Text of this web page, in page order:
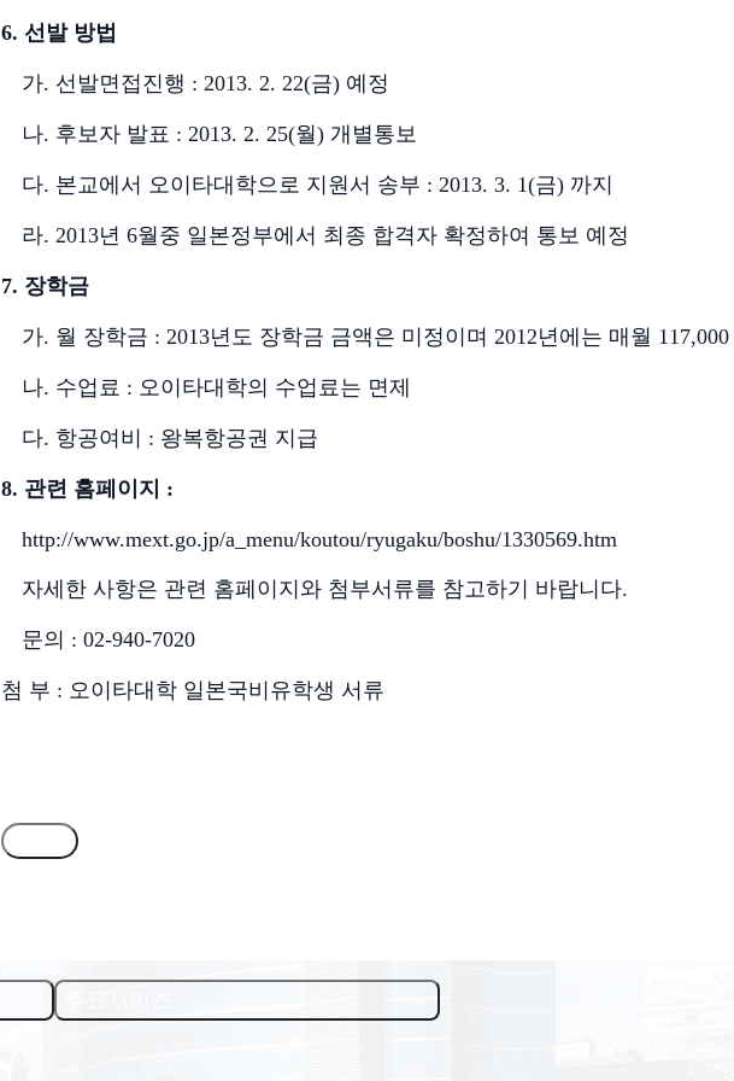
6. 선발 방법
가. 선발면접진행 : 2013. 2. 22(금) 예정
나. 후보자 발표 : 2013. 2. 25(월)개별통보
다. 본교에서 오이타대학으로 지원서 송부 : 2013. 3. 1(금) 까지
라. 2013년 6월중 일본정부에서 최종 합격자 확정하여 통보 예정
7. 장학금
가. 월 장학금 : 2013년도 장학금 금액은 미정이며 2012년에는 매월 117,000
나. 수업료 : 오이타대학의 수업료는 면제
다. 항공여비 : 왕복항공권 지급
8. 관련 홈페이지 :
http://www.mext.go.jp/a_menu/koutou/ryugaku/boshu/1330569.htm
자세한 사항은 관련 홈페이지와 첨부서류를 참고하기 바랍니다.
문의 : 02-940-7020
첨 부 : 오이타대학 일본국비유학생 서류